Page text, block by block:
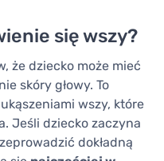
się wszy?
że dziecko może mieć
skóry głowy. To
wszy, które
Jeśli dziecko zaczyna
dokładną